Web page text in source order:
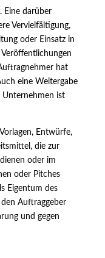
Eine darüber
Vervielfältigung,
oder Einsatz in
hat
eine Weitergabe
ist
Entwürfe,
die zur
oder im
oder Pitches
Eigentum des
Auftraggeber
und gegen